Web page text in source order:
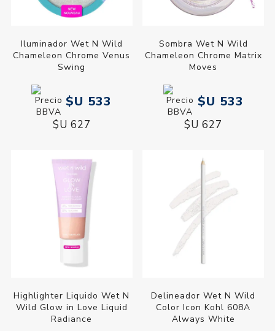
Iluminador Wet N Wild
Chameleon Chrome Venus
Swing
$U 533
$U 627
Sombra Wet N Wild
Chameleon Chrome Matrix
Moves
$U 533
$U 627
Highlighter Liquido Wet N
Wild Glow in Love Liquid
Radiance
Delineador Wet N Wild
Color Icon Kohl 608A
Always White